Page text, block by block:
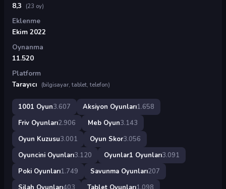
8,3
(23 oy)
Eklenme
Ekim 2022
Oynanma
11.520
Platform
Tarayıcı
(bilgisayar, tablet, telefon)
1001 Oyun3.607 Aksiyon Oyunları1.658
Friv Oyunları2.906 Meb Oyun3.143
Oyun Kuzusu3.001 Oyun Skor3.056
Oyuncini Oyunları3.120 Oyunlar1 Oyunları3.091
Poki Oyunları1.749 Savunma Oyunları207